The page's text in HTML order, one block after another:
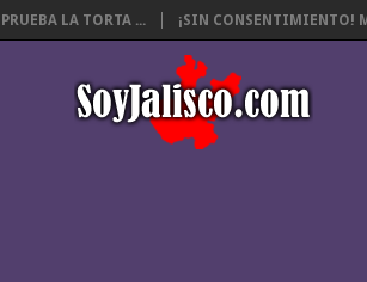
LA TORTA ... ¡SIN CONSENTIMIENTO!